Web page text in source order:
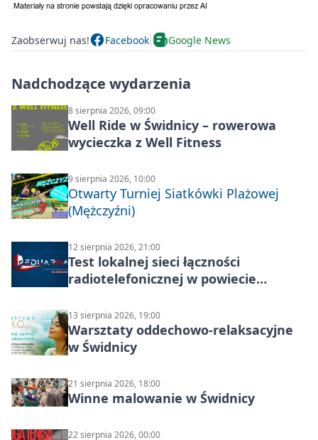
Zaobserwuj nas! Facebook Google News
Nadchodzące wydarzenia
8 sierpnia 2026, 09:00
Well Ride w Świdnicy – rowerowa
wycieczka z Well Fitness
9 sierpnia 2026, 10:00
Otwarty Turniej Siatkówki Plażowej
(Mężczyźni)
12 sierpnia 2026, 21:00
Test lokalnej sieci łączności
radiotelefonicznej w powiecie
13 sierpnia 2026, 19:00
Warsztaty oddechowo-relaksacyjne
w Świdnicy
21 sierpnia 2026, 18:00
Winne malowanie w Świdnicy
22 sierpnia 2026, 00:00